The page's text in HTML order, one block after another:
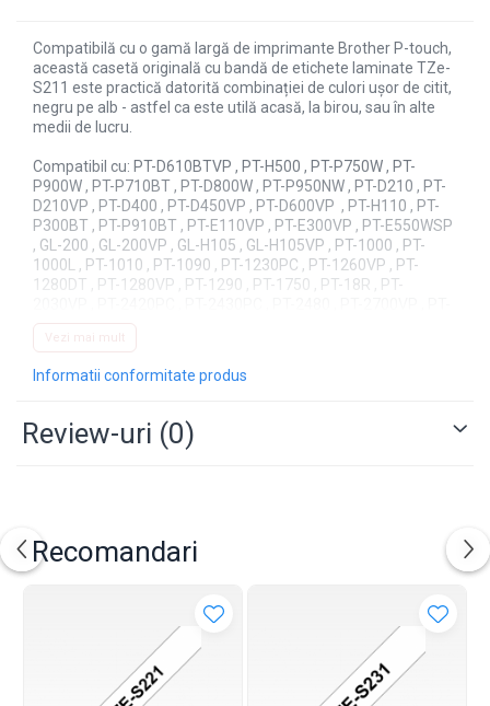
Compatibilă cu o gamă largă de imprimante Brother P-touch,
această casetă originală cu bandă de etichete laminate TZe-
S211 este practică datorită combinației de culori ușor de citit,
negru pe alb - astfel ca este utilă acasă, la birou, sau în alte
medii de lucru.
Compatibil cu: PT-D610BTVP , PT-H500 , PT-P750W , PT-
P900W , PT-P710BT , PT-D800W , PT-P950NW , PT-D210 , PT-
D210VP , PT-D400 , PT-D450VP , PT-D600VP , PT-H110 , PT-
P300BT , PT-P910BT , PT-E110VP , PT-E300VP , PT-E550WSP
, GL-200 , GL-200VP , GL-H105 , GL-H105VP , PT-1000 , PT-
1000L , PT-1010 , PT-1090 , PT-1230PC , PT-1260VP , PT-
1280DT , PT-1280VP , PT-1290 , PT-1750 , PT-18R , PT-
2730VP , PT-3600 , PT-7100VP , PT-7500VP , PT-7600VP , PT-
9500PC , PT-9600 , PT-D200BW , PT-D200BWVP , PT-H105BW ,
1080 , PT-1800 , PT-1830 , PT-1950 , PT-2100 , PT-2470 , PT-
PT-H75 , PT-E100 , PT-E100VP
Vezi mai mult
Informatii conformitate produs
Review-uri (0)
Recomandari